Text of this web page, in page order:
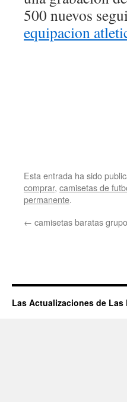
500 nuevos
equipacion
Esta entrada ha sido
comprar, camisetas de
permanente.
← camisetas baratas
Las Actualizaciones de